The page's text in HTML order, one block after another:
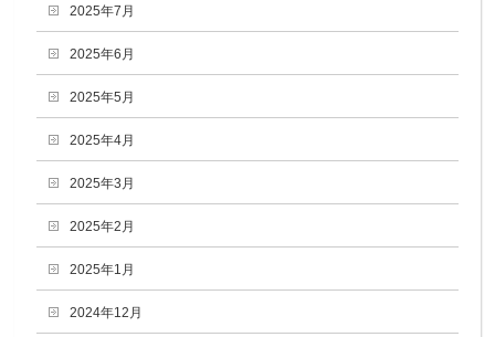
2025年7月
2025年6月
2025年5月
2025年4月
2025年3月
2025年2月
2025年1月
2024年12月